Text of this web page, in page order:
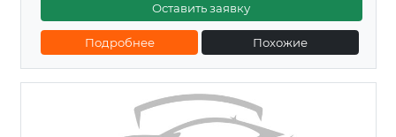
Оставить заявку
Подробнее Похожие